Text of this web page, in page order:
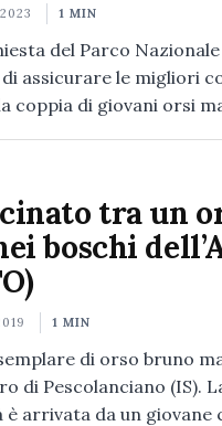
1 MIN
del Parco Nazionale
di assicurare le migliori
coppia di giovani orsi
tra un
boschi
1 MIN
di orso bruno
di Pescolanciano (IS).
è arrivata da un giovane